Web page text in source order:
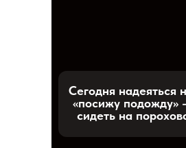
Сегодня надеяться
«посижу подожду»
сидеть на